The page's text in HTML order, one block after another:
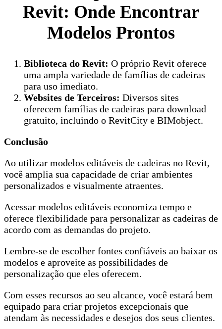
Revit: Onde Encontrar
Modelos Prontos
Biblioteca do Revit: O próprio Revit oferece
uma ampla variedade de famílias de cadeiras
para uso imediato.
Websites de Terceiros: Diversos sites
oferecem famílias de cadeiras para download
gratuito, incluindo o RevitCity e BIMobject.
Conclusão
Ao utilizar modelos editáveis de cadeiras no Revit,
você amplia sua capacidade de criar ambientes
personalizados e visualmente atraentes.
Acessar modelos editáveis economiza tempo e
oferece flexibilidade para personalizar as cadeiras de
acordo com as demandas do projeto.
Lembre-se de escolher fontes confiáveis ao baixar os
modelos e aproveite as possibilidades de
personalização que eles oferecem.
Com esses recursos ao seu alcance, você estará bem
equipado para criar projetos excepcionais que
atendam às necessidades e desejos dos seus clientes.